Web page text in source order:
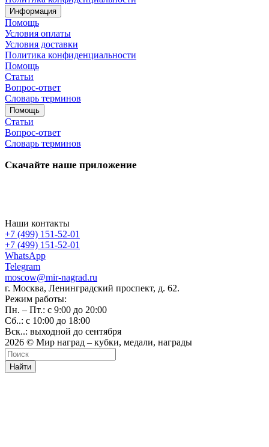
Информация
Помощь
Условия оплаты
Условия доставки
Политика конфиденциальности
Помощь
Статьи
Вопрос-ответ
Словарь терминов
Помощь
Статьи
Вопрос-ответ
Словарь терминов
Скачайте наше приложение
Наши контакты
+7 (499) 151-52-01
+7 (499) 151-52-01
WhatsApp
Telegram
moscow@mir-nagrad.ru
г. Москва, Ленинградский проспект, д. 62.
Режим работы:
Пн. – Пт.: с 9:00 до 20:00
Сб..: с 10:00 до 18:00
Вск..: выходной до сентября
2026 © Мир наград – кубки, медали, награды
Найти